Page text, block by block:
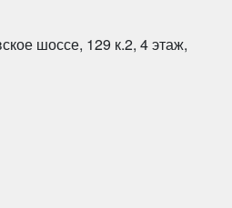
шоссе, 129 к.2, 4 этаж,